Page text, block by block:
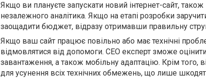
Якщо ви плануєте запускати новий інтернет-сайт,
незалежного аналітика. Якщо на етапі розробки
заощадити бюджет, відразу отримавши правильну
Якщо ваш сайт працює повільно або має технічні
відмовлятися від допомоги. СЕО експерт зможе
завантаження, а також мобільну адаптацію. Крім того,
для усунення всіх технічних обмежень, що лише